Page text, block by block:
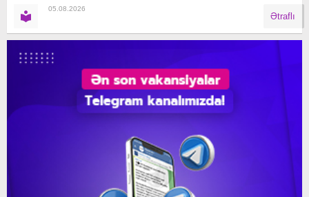
05.08.2026
Ətraflı